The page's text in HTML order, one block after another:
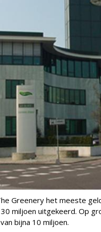
Greenery het meeste
30 miljoen uitgekeerd. Op
bijna 10 miljoen.